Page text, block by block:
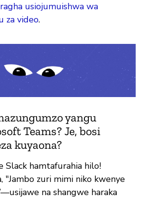
usiojumuishwa wa
za video.
yangu
Teams? Je, bosi
kuyaona?
Slack hamtafurahia hilo!
"Jambo zuri mimi niko kwenye
na shangwe haraka